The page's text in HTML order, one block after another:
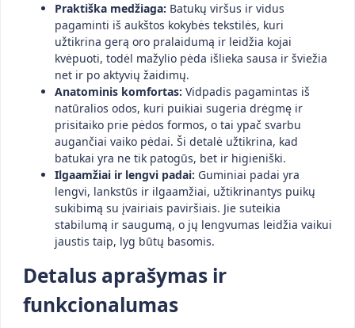
Praktiška medžiaga: Batukų viršus ir vidus
pagaminti iš aukštos kokybės tekstilės, kuri
užtikrina gerą oro pralaidumą ir leidžia kojai
kvėpuoti, todėl mažylio pėda išlieka sausa ir šviežia
net ir po aktyvių žaidimų.
Anatominis komfortas: Vidpadis pagamintas iš
natūralios odos, kuri puikiai sugeria drėgmę ir
prisitaiko prie pėdos formos, o tai ypač svarbu
augančiai vaiko pėdai. Ši detalė užtikrina, kad
batukai yra ne tik patogūs, bet ir higieniški.
Ilgaamžiai ir lengvi padai: Guminiai padai yra
lengvi, lankstūs ir ilgaamžiai, užtikrinantys puikų
sukibimą su įvairiais paviršiais. Jie suteikia
stabilumą ir saugumą, o jų lengvumas leidžia vaikui
jaustis taip, lyg būtų basomis.
Detalus aprašymas ir
funkcionalumas